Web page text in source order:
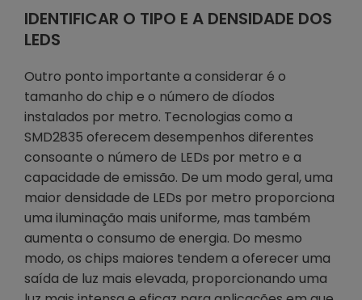
IDENTIFICAR O TIPO E A DENSIDADE DOS
LEDS
Outro ponto importante a considerar é o
tamanho do chip e o número de díodos
instalados por metro. Tecnologias como a
SMD2835 oferecem desempenhos diferentes
consoante o número de LEDs por metro e a
capacidade de emissão. De um modo geral, uma
maior densidade de LEDs por metro proporciona
uma iluminação mais uniforme, mas também
aumenta o consumo de energia. Do mesmo
modo, os chips maiores tendem a oferecer uma
saída de luz mais elevada, proporcionando uma